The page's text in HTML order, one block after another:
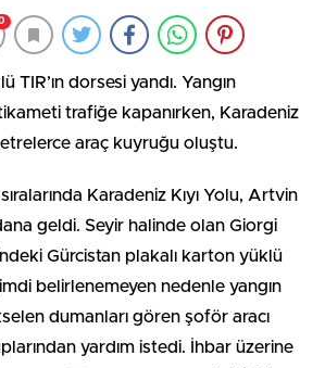
TIR’ın dorsesi yandı. Yangın
trafiğe kapanırken, Karadeniz
araç kuyruğu oluştu.
Karadeniz Kıyı Yolu, Artvin
geldi. Seyir halinde olan Giorgi
Gürcistan plakalı karton yüklü
belirlenemeyen nedenle yangın
dumanları gören şoför aracı
yardım istedi. İhbar üzerine